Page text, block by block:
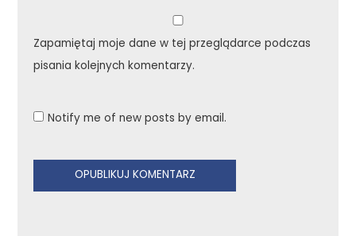
Zapamiętaj moje dane w tej przeglądarce podczas
pisania kolejnych komentarzy.
Notify me of new posts by email.